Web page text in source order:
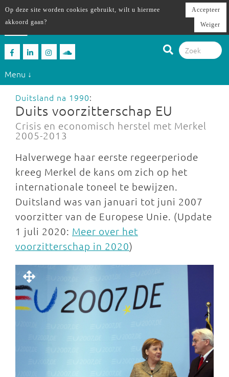
Menu ↓
Duitsland na 1990:
Duits voorzitterschap EU
Crisis en economisch herstel met Merkel
2005-2013
Halverwege haar eerste regeerperiode
kreeg Merkel de kans om zich op het
internationale toneel te bewijzen.
Duitsland was van januari tot juni 2007
voorzitter van de Europese Unie. (Update
1 juli 2020: Meer over het
voorzitterschap in 2020)
Op deze site worden cookies gebruikt, wilt u hiermee
akkoord gaan?
Accepteer
Weiger